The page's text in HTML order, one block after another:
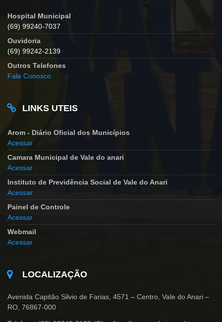
Hospital Municipal
(69) 99240-7037
Ouvidoria
(69) 99242-2139
Outros Telefones
Fale Conosco
LINKS UTEIS
Arom - Diário Oficial dos Municípios
Acessar
Camara Municipal de Vale do anari
Acessar
Instituto de Previdência Social de Vale do Anari
Acessar
Painel de Controle
Acessar
Webmail
Acessar
LOCALIZAÇÃO
Avenida Capitão Silvio de Farias, 4571 – Centro, Vale do Anari –
RO, 76867-000